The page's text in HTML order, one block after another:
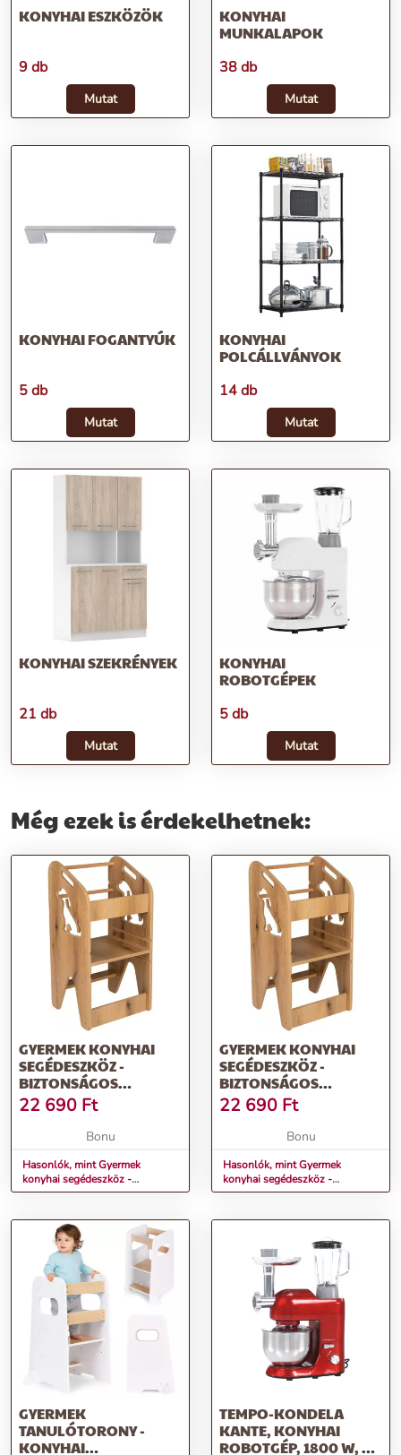
KONYHAI ESZKÖZÖK
9 db
Mutat
KONYHAI
MUNKALAPOK
38 db
Mutat
KONYHAI FOGANTYÚK
5 db
Mutat
KONYHAI
POLCÁLLVÁNYOK
14 db
Mutat
KONYHAI SZEKRÉNYEK
21 db
Mutat
KONYHAI
ROBOTGÉPEK
5 db
Mutat
Még ezek is érdekelhetnek:
GYERMEK KONYHAI
SEGÉDESZKÖZ -
BIZTONSÁGOS
TANULÓTORONY
ÁLLÍTHATÓ
MAGASSÁGGAL
22 690 Ft
Bonu
Hasonlók, mint Gyermek
konyhai segédeszköz -
biztonságos tanulótorony
GYERMEK KONYHAI
SEGÉDESZKÖZ -
BIZTONSÁGOS
TANULÓTORONY
ÁLLÍTHATÓ
MAGASSÁGGAL PES
22 690 Ft
Bonu
Hasonlók, mint Gyermek
konyhai segédeszköz -
biztonságos tanulótorony
GYERMEK
TANULÓTORONY -
KONYHAI
TEMPO-KONDELA
KANTE, KONYHAI
ROBOTGÉP, 1800 W, 5